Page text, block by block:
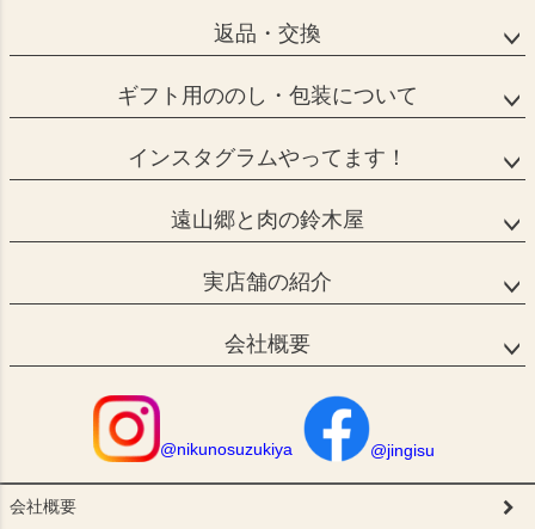
返品・交換
ギフト用ののし・包装について
インスタグラムやってます！
遠山郷と肉の鈴木屋
実店舗の紹介
会社概要
会社概要
@nikunosuzukiya @jingisu